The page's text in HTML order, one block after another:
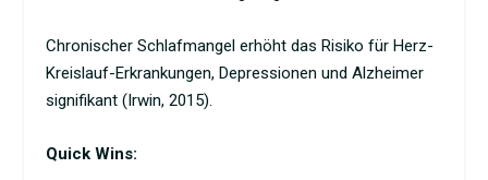
ChronischerSchlafmangel erhöht das Risiko für Herz-
Kreislauf-Erkrankungen, Depressionen und Alzheimer
signifikant (Irwin, 2015).
Quick Wins: